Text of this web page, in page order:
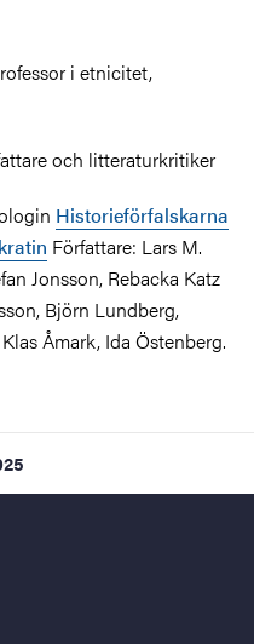
i etnicitet,
och litteraturkritiker
Historieförfalskarna
Författare: Lars M.
Jonsson, Rebacka Katz
Björn Lundberg,
Åmark, Ida Östenberg.